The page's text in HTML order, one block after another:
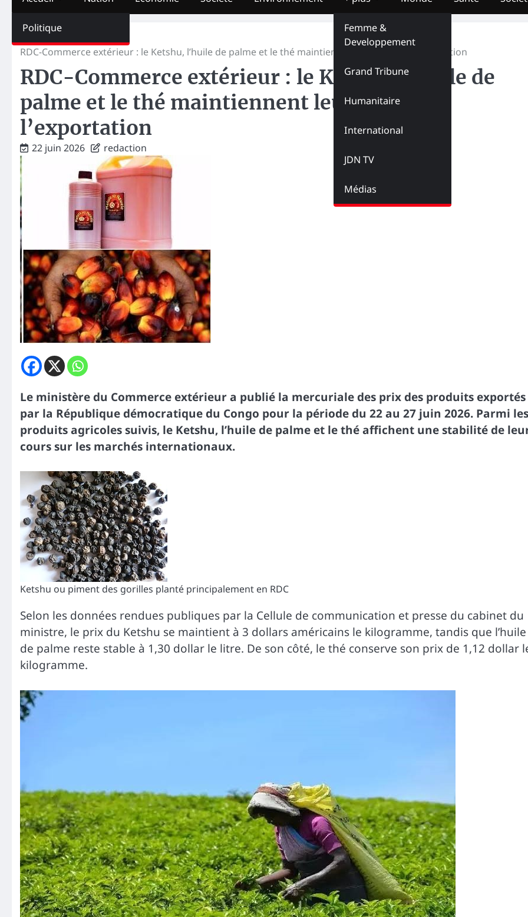
Politique
Femme &
Developpement
Grand Tribune
Humanitaire
International
JDN TV
Médias
RDC-Commerce extérieur : le Ketshu, l’huile de palme et le thé maintiennent leurs prix à l’exportation
RDC-Commerce extérieur : le Ketshu, l’huile de
palme et le thé maintiennent leurs prix à
l’exportation
22 juin 2026 redaction
Le ministère du Commerce extérieur a publié la mercuriale des prix des produits exportés
par la République démocratique du Congo pour la période du 22 au 27 juin 2026. Parmi les
produits agricoles suivis, le Ketshu, l’huile de palme et le thé affichent une stabilité de
cours sur les marchés internationaux.
Ketshu ou piment des gorilles planté principalement en RDC
Selon les données rendues publiques par la Cellule de communication et presse du cabinet du
ministre, le prix du Ketshu se maintient à 3 dollars américains le kilogramme, tandis que l’huile
de palme reste stable à 1,30 dollar le litre. De son côté, le thé conserve son prix de 1,12 dollar
kilogramme.